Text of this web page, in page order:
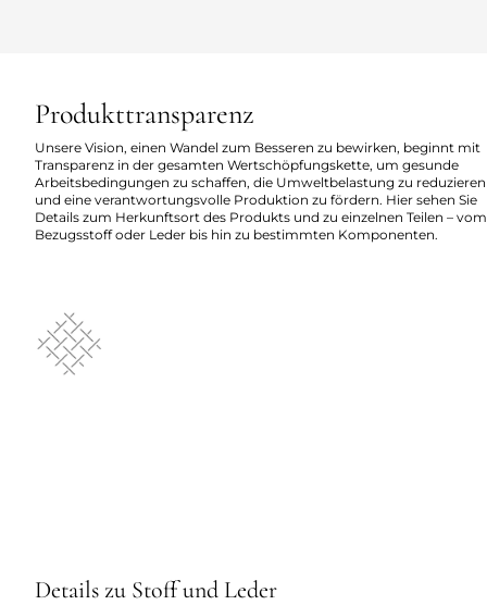
Produkttransparenz
Unsere Vision, einen Wandel zum Besseren zu bewirken, beginnt mit
Transparenz in der gesamten Wertschöpfungskette, um gesunde
Arbeitsbedingungen zu schaffen, die Umweltbelastung zu reduzieren
und eine verantwortungsvolle Produktion zu fördern. Hier sehen Sie
Details zum Herkunftsort des Produkts und zu einzelnen Teilen – vom
Bezugsstoff oder Leder bis hin zu bestimmten Komponenten.
Details zu Stoff und Leder